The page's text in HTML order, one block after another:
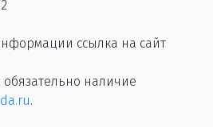
ссылка на сайт
наличие
.